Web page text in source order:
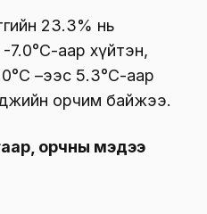
23.3% нь
аар хүйтэн,
–ээс 5.3°С-аар
орчим байжээ.
орчны мэдээ